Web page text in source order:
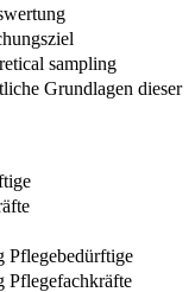
sampling
Grundlagen dieser
Pflegebedürftige
Pflegefachkräfte